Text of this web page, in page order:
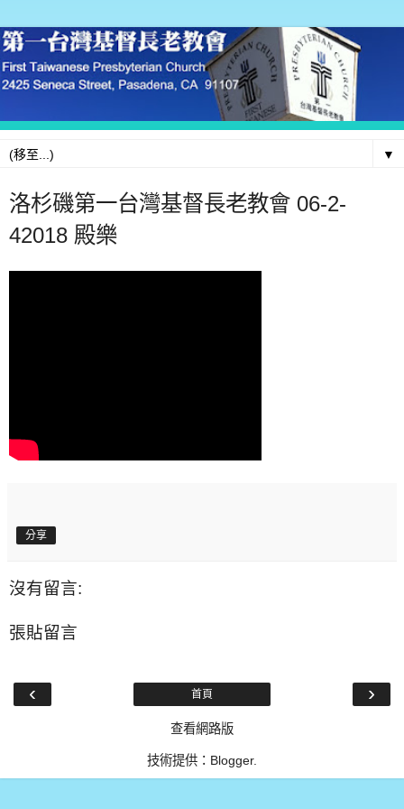
▼
洛杉磯第一台灣基督長老教會 06-2-
42018 殿樂
分享
沒有留言:
張貼留言
‹ ›
首頁
查看網路版
技術提供： Blogger.